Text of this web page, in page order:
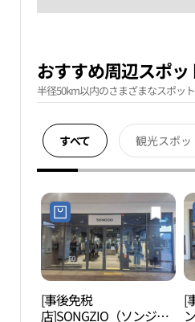
おすすめ周辺スポッ
半径50km以内のさまざまなスポッ
すべて 観光スポッ
[事後免税
店]SONGZIO（ソンジ
[